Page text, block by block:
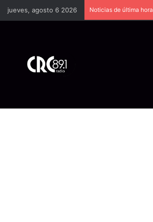
jueves, agosto 6 2026 Noticias de última hora